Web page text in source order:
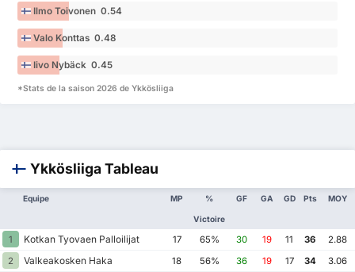
Ilmo Toivonen 0.54
Valo Konttas 0.48
Iivo Nybäck 0.45
*Stats de la saison 2026 de Ykkösliiga
Ykkösliiga Tableau
Equipe MP %
Victoire
GF GA GD Pts MOY
1 Kotkan Tyovaen Palloilijat 17 65% 30 19 11 36
2.88
2
Valkeakosken Haka 18 56% 36 19 17 34
3.06